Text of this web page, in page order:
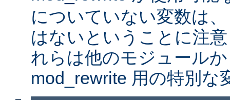
についていない変数は
はないということに注
れらは他のモジュール
mod_rewrite 用の特別な